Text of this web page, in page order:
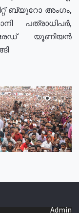
ബ്യുറോ അംഗം,
പത്രാധിപർ,
യൂണിയൻ
Admin